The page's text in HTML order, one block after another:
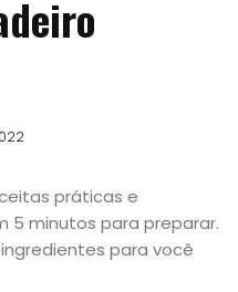
práticas e
5 minutos para preparar.
para você